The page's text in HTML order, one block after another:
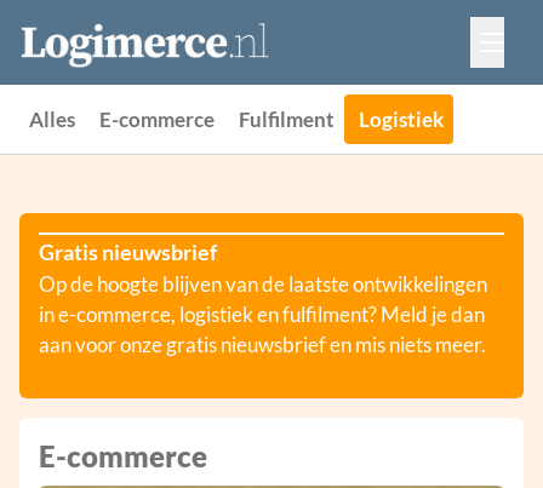
Vacatures
Events
Alles E-commerce Fulfilment Logistiek
Gratis nieuwsbrief
Op de hoogte blijven van de laatste ontwikkelingen
in e-commerce, logistiek en fulfilment? Meld je dan
aan voor onze gratis nieuwsbrief en mis niets meer.
E-commerce